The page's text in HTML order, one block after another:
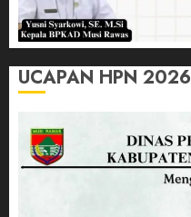
UCAPAN HPN 2026